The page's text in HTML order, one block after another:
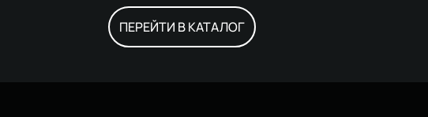
ПЕРЕЙТИ В КАТАЛОГ